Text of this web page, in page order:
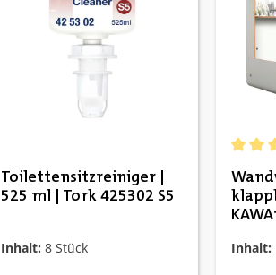
Toilettensitzreiniger |
525 ml | Tork 425302 S5
Inhalt: 8 Stück Inhalt: